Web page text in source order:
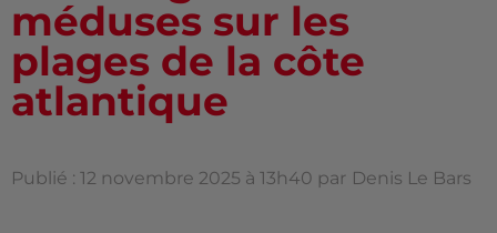
méduses sur les
plages de la côte
atlantique
Publié : 12 novembre 2025 à 13h40 par Denis Le Bars